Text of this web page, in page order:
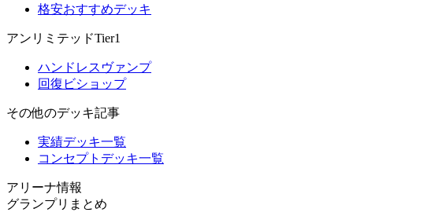
格安おすすめデッキ
アンリミテッドTier1
ハンドレスヴァンプ
回復ビショップ
その他のデッキ記事
実績デッキ一覧
コンセプトデッキ一覧
アリーナ情報
グランプリまとめ